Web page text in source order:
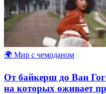
🌍 Мир с чемоданом
От байкерш до Ван
на которых оживает